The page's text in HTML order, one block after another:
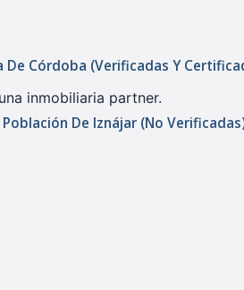
De Córdoba (verificadas Y
inmobiliaria partner.
De Iznájar (no